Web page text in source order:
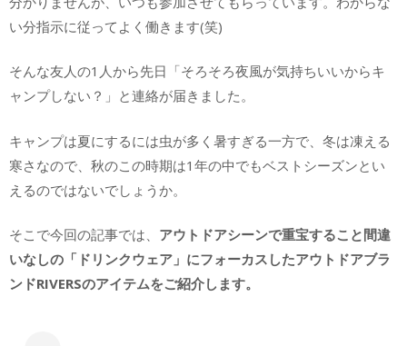
い分指示に従ってよく働きます(笑)
そんな友人の1人から先日「そろそろ夜風が気持ちいいからキ
ャンプしない？」と連絡が届きました。
キャンプは夏にするには虫が多く暑すぎる一方で、冬は凍える
寒さなので、秋のこの時期は1年の中でもベストシーズンとい
えるのではないでしょうか。
そこで今回の記事では、 アウトドアシーンで重宝すること間違
いなしの「ドリンクウェア」にフォーカスしたアウトドアブラ
ンドRIVERSのアイテムをご紹介します。